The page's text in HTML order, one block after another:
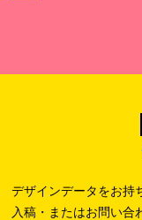
デザインデータをお持
入稿・またはお問い合